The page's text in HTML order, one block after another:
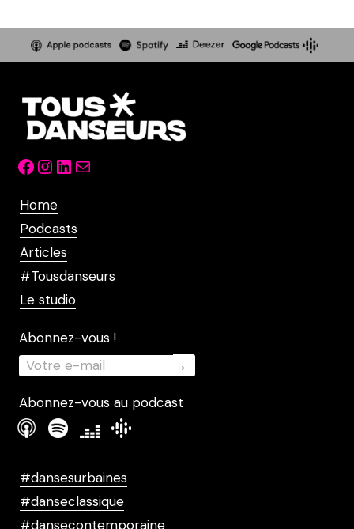
Facebook
Instagram
LinkedIn
Mail
Home
Podcasts
Articles
#Tousdanseurs
Le studio
Abonnez-vous !
Abonnez-vous au podcast
#dansesurbaines
#danseclassique
#dansecontemporaine